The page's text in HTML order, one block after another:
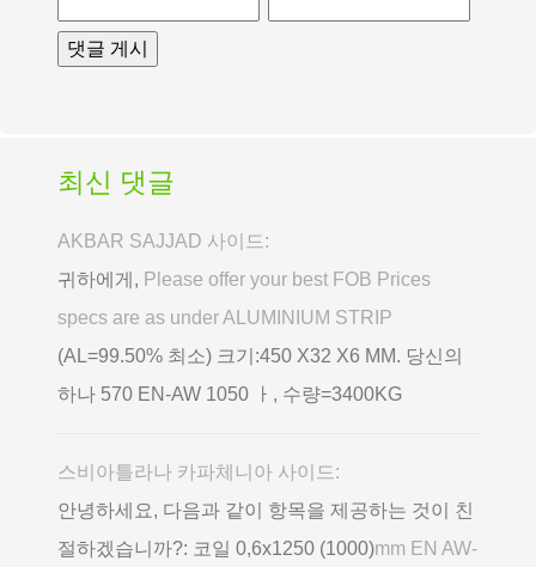
최신 댓글
AKBAR SAJJAD 사이드:
귀하에게, Please offer your best FOB Prices
specs are as under ALUMINIUM STRIP
(AL=99.50% 최소) 크기:450 X32 X6 MM. 당신의
하나 570 EN-AW 1050 ㅏ, 수량=3400KG
스비아틀라나 카파체니아 사이드:
안녕하세요, 다음과 같이 항목을 제공하는 것이 친
절하겠습니까?: 코일 0,6х1250 (1000)mm EN AW-